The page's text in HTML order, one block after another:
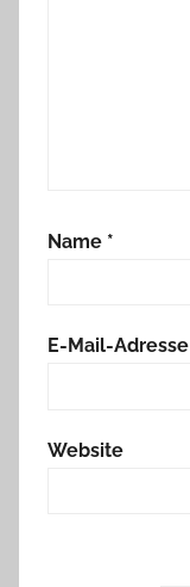
Name *
E-Mail-Adresse
Website